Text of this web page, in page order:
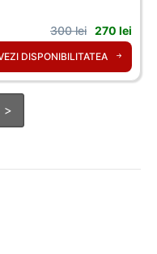
300 lei 270 lei
DISPONIBILITATEA
>